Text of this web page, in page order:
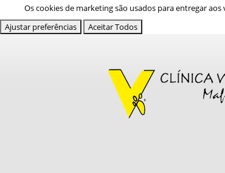
Os cookies de marketing são usados para entregar
Ajustar preferências
Aceitar Todos